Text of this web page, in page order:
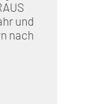
und
nach